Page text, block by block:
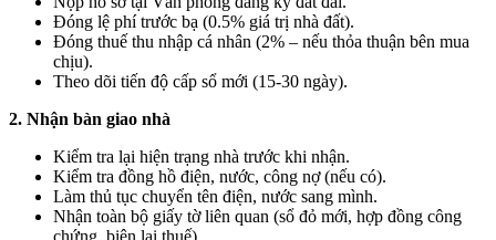
Đóng lệ phí trước bạ (0.5% giá trị nhà đất).
Đóng thuế thu nhập cá nhân (2% – nếu thỏa thuận bên mua
chịu).
Theo dõi tiến độ cấp sổ mới (15-30 ngày).
2. Nhận bàn giao nhà
Kiểm tra lại hiện trạng nhà trước khi nhận.
Kiểm tra đồng hồ điện, nước, công nợ (nếu có).
Làm thủ tục chuyển tên điện, nước sang mình.
Nhận toàn bộ giấy tờ liên quan (sổ đỏ mới, hợp đồng công
chứng, biên lai thuế).